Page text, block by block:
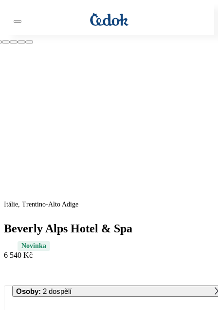
Itálie, Trentino-Alto Adige
Beverly Alps Hotel & Spa
Novinka
6 540 Kč
Osoby: 2 dospělí